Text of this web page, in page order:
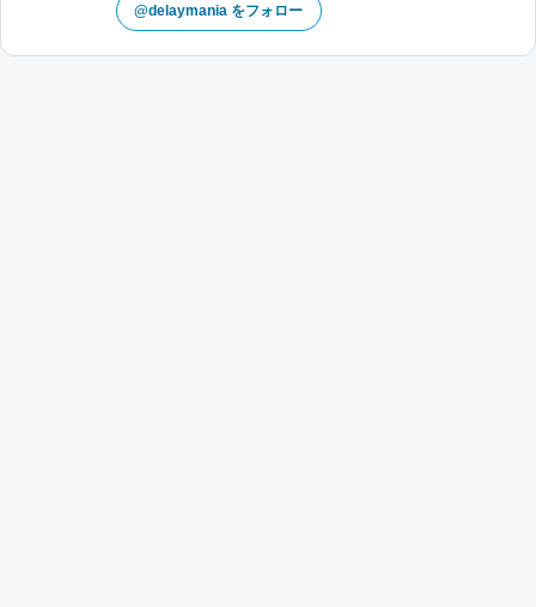
@delaymania をフォロー